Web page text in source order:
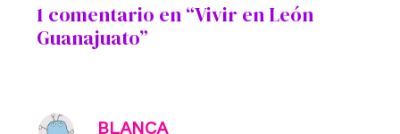
1 comentario en “Vivir en León
Guanajuato”
BLANCA